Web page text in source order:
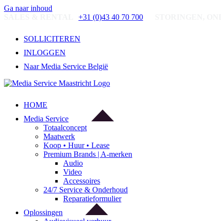
Ga naar inhoud
+31 (0)43 40 70 700
SOLLICITEREN
INLOGGEN
Naar Media Service België
HOME
Media Service
Totaalconcept
Maatwerk
Koop • Huur • Lease
Premium Brands | A-merken
Audio
Video
Accessoires
24/7 Service & Onderhoud
Reparatieformulier
Oplossingen